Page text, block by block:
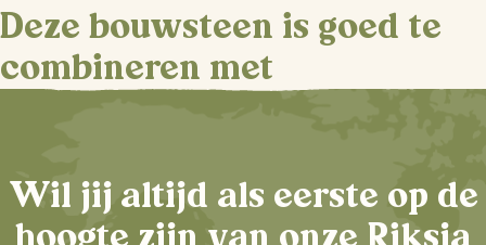
Deze bouwsteen is goed te
combineren met
Wil jij altijd als eerste op de